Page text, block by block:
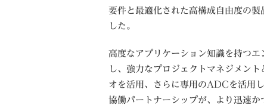
要件と最適化された高構成自由度の
した。
高度なアプリケーション知識を持つ
し、強力なプロジェクトマネジメン
オを活用、さらに専用のADCを活用
協働パートナーシップが、より迅速